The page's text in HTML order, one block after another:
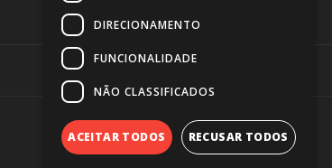
DIRECIONAMENTO
FUNCIONALIDADE
NÃO CLASSIFICADOS
ACEITAR TODOS RECUSAR TODOS